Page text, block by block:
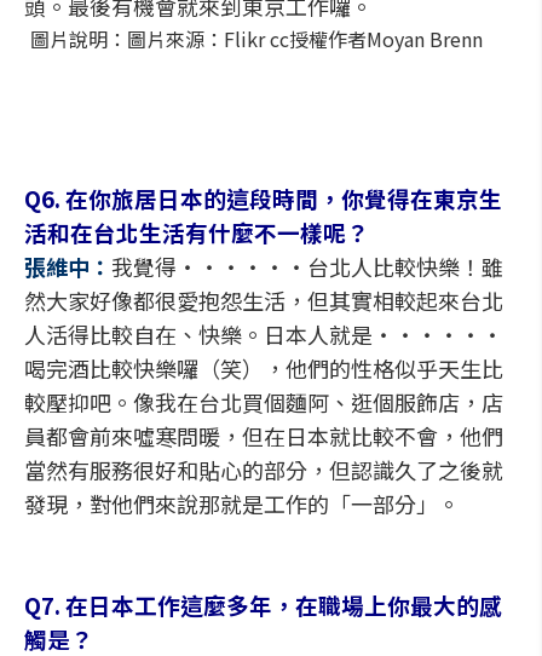
圖片說明：圖片來源：Flikr cc授權作者Moyan Brenn
Q6. 在你旅居日本的這段時間，你覺得在東京生
活和在台北生活有什麼不一樣呢？
張維中： 我覺得‧‧‧‧‧‧台北人比較快樂！雖
然大家好像都很愛抱怨生活，但其實相較起來台北
人活得比較自在、快樂。日本人就是‧‧‧‧‧‧
喝完酒比較快樂囉（笑），他們的性格似乎天生比
較壓抑吧。像我在台北買個麵阿、逛個服飾店，店
員都會前來噓寒問暖，但在日本就比較不會，他們
當然有服務很好和貼心的部分，但認識久了之後就
發現，對他們來說那就是工作的「一部分」。
Q7. 在日本工作這麼多年，在職場上你最大的感
觸是？